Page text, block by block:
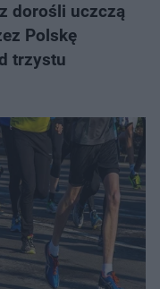
dorośli uczczą
Polskę
trzystu